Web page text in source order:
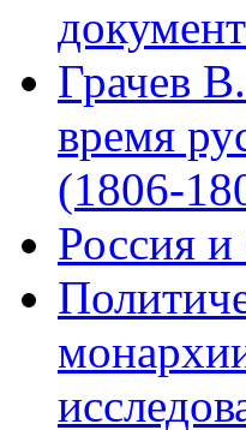
Грачев
время
(1806-
Россия и